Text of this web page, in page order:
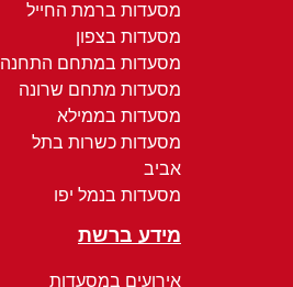
מסעדות ברמת החייל
מסעדות בצפון
מסעדות במתחם התחנה
מסעדות מתחם שרונה
מסעדות בממילא
מסעדות כשרות בתל
אביב
מסעדות בנמל יפו
מידע ברשת
אירועים במסעדות